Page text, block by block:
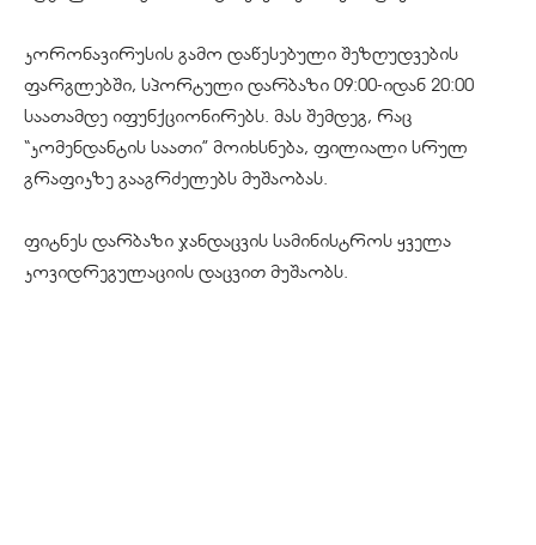
კორონავირუსის გამო დაწესებული შეზღუდვების
ფარგლებში, სპორტული დარბაზი 09:00-იდან 20:00
საათამდე იფუნქციონირებს. მას შემდეგ, რაც
“კომენდანტის საათი” მოიხსნება, ფილიალი სრულ
გრაფიკზე გააგრძელებს მუშაობას.
ფიტნეს დარბაზი ჯანდაცვის სამინისტროს ყველა
კოვიდრეგულაციის დაცვით მუშაობს.